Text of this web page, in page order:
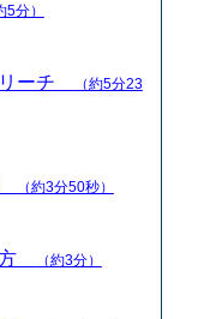
5分）
リーチ
（約5分23
（約3分50秒）
方 （約3分）